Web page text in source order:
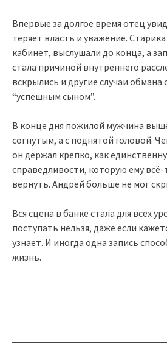
Впервые за долгое время отец
теряет власть и уважение.
кабинет, выслушали до конца, а
стала причиной внутреннего
вскрылись и другие случаи обмана
“успешным сыном”.
В конце дня пожилой мужчина
согнутым, а с поднятой головой.
он держал крепко, как
справедливости, которую ему
вернуть. Андрей больше не мог
Вся сцена в банке стала для всех
поступать нельзя, даже если
узнает. И иногда одна запись
жизнь.